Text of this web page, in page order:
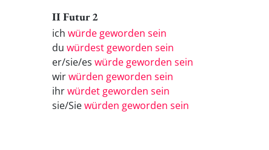
II Futur 2
ich würde geworden sein
du würdest geworden sein
er/sie/es würde geworden sein
wirwürden geworden sein
ihrwürdet geworden sein
sie/Siewürden geworden sein